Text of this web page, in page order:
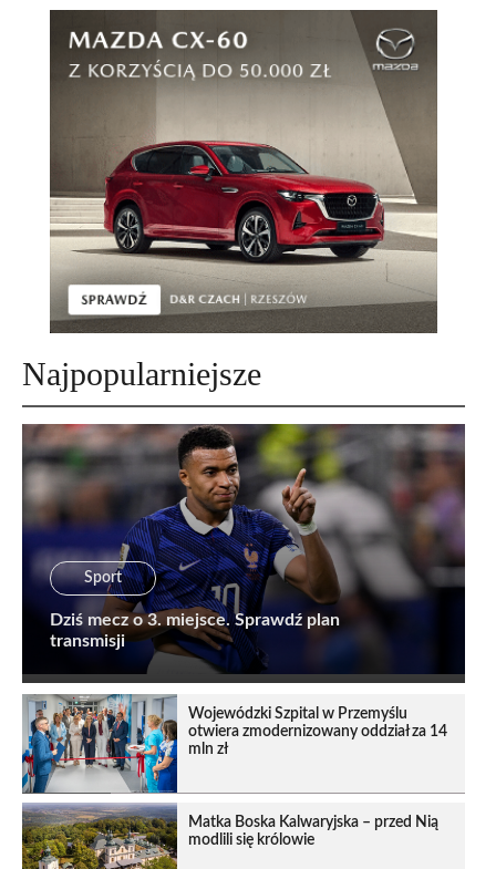
Najpopularniejsze
Sport
Dziś mecz o 3. miejsce. Sprawdź plan
transmisji
Wojewódzki Szpital w Przemyślu
otwiera zmodernizowany oddział za 14
mln zł
Matka Boska Kalwaryjska – przed Nią
modlili się królowie